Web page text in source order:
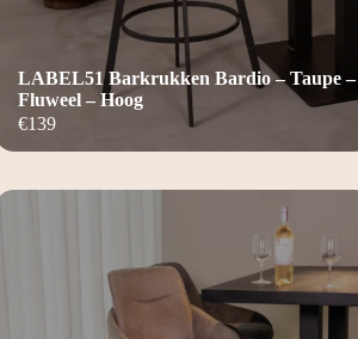
€139
LABEL51 Barkrukken Bardio – Taupe –
Fluweel – Hoog